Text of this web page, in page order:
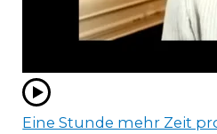
Eine Stunde mehr Zeit